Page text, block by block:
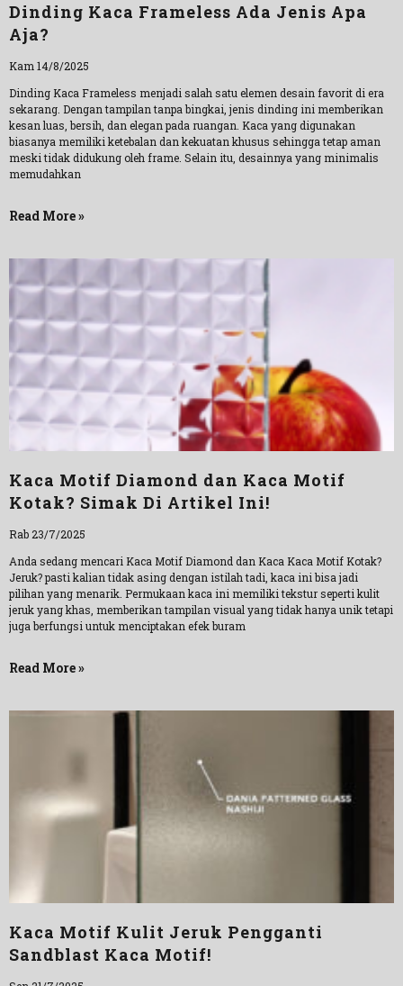
Dinding Kaca Frameless Ada Jenis Apa
Aja?
Kam 14/8/2025
Dinding Kaca Frameless menjadi salah satu elemen desain favorit di era
sekarang. Dengan tampilan tanpa bingkai, jenis dinding ini memberikan
kesan luas, bersih, dan elegan pada ruangan. Kaca yang digunakan
biasanya memiliki ketebalan dan kekuatan khusus sehingga tetap aman
meski tidak didukung oleh frame. Selain itu, desainnya yang minimalis
memudahkan
Read More »
Kaca Motif Diamond dan Kaca Motif
Kotak? Simak Di Artikel Ini!
Rab 23/7/2025
Anda sedang mencari Kaca Motif Diamond dan Kaca Kaca Motif Kotak?
Jeruk? pasti kalian tidak asing dengan istilah tadi, kaca ini bisa jadi
pilihan yang menarik. Permukaan kaca ini memiliki tekstur seperti kulit
jeruk yang khas, memberikan tampilan visual yang tidak hanya unik tetapi
juga berfungsi untuk menciptakan efek buram
Read More »
Kaca Motif Kulit Jeruk Pengganti
Sandblast Kaca Motif!